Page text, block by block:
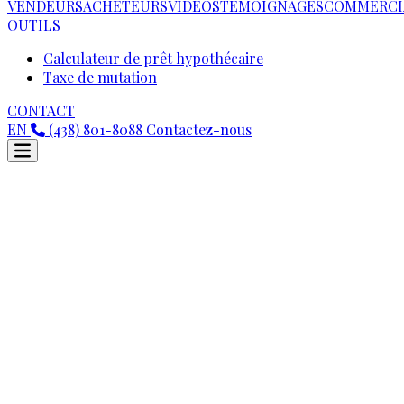
VENDEURSACHETEURSVIDEOSTÉMOIGNAGES
OUTILS
Calculateur de prêt hypothécaire
Taxe de mutation
CONTACT
EN
(438) 801-8088 Contactez-nous